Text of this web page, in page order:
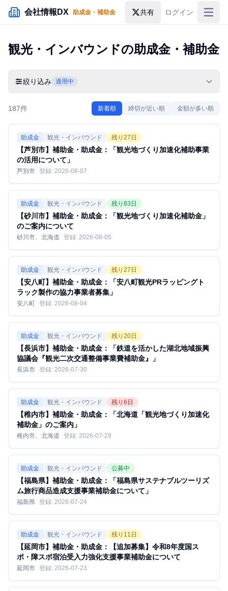
メインコンテンツにスキップ
会社情報DX 助成金・補助金 共有 ログイン
落札情報
企業検索
観光・インバウンドの助成金・補助金
絞り込み 適用中
187件 新着順 締切が近い順 金額が多い順
助成金 観光・インバウンド 残り 27 日
【芦別市】補助金・助成金：「観光地づくり加速化補助事業
の活用について」
芦別市 登録: 2026-08-07
助成金 観光・インバウンド 残り 83 日
【砂川市】補助金・助成金：「観光地づくり加速化補助金」
のご案内について
砂川市、北海道 登録: 2026-08-05
助成金 観光・インバウンド 残り 27 日
【安八町】補助金・助成金：「安八町観光PRラッピングト
ラック製作の協力事業者募集」
安八町 登録: 2026-08-04
助成金 観光・インバウンド 残り 20日
【長浜市】補助金・助成金：「鉄道を活かした湖北地域振興
協議会『観光二次交通整備事業費補助金』」
長浜市 登録: 2026-07-30
助成金 観光・インバウンド 残り 6 日
【稚内市】補助金・助成金：「北海道「観光地づくり加速化
補助金」のご案内」
稚内市、北海道 登録: 2026-07-29
助成金 観光・インバウンド 公募中
【福島県】補助金・助成金：「福島県サステナブルツーリズ
ム旅行商品造成支援事業補助金について」
福島県 登録: 2026-07-24
助成金 観光・インバウンド 残り 11 日
【延岡市】補助金・助成金：【追加募集】令和8年度国ス
ポ・障スポ宿泊受入力強化支援事業補助金について
延岡市 登録: 2026-07-23